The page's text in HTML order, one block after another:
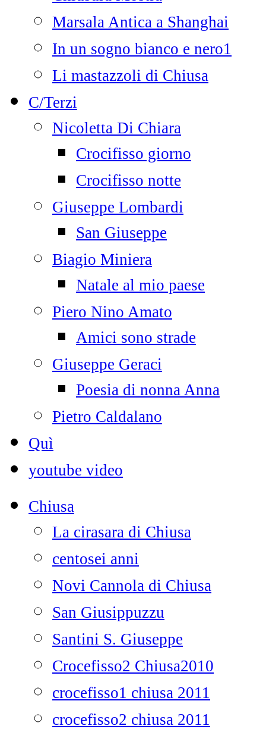
Marsala Antica a Shanghai
In un sogno bianco e nero1
Li mastazzoli di Chiusa
C/Terzi
Nicoletta Di Chiara
Crocifisso giorno
Crocifisso notte
Giuseppe Lombardi
San Giuseppe
Biagio Miniera
Natale al mio paese
Piero Nino Amato
Amici sono strade
Giuseppe Geraci
Poesia di nonna Anna
Pietro Caldalano
Quì
youtube video
Chiusa
La cirasara di Chiusa
centosei anni
Novi Cannola di Chiusa
San Giusippuzzu
Santini S. Giuseppe
Crocefisso2 Chiusa2010
crocefisso1 chiusa 2011
crocefisso2 chiusa 2011